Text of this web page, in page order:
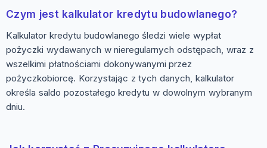
Czym jest kalkulator kredytu budowlanego?
Kalkulator kredytu budowlanego śledzi wiele wypłat
pożyczki wydawanych w nieregularnych odstępach, wraz z
wszelkimi płatnościami dokonywanymi przez
pożyczkobiorcę. Korzystając z tych danych, kalkulator
określa saldo pozostałego kredytu w dowolnym wybranym
dniu.